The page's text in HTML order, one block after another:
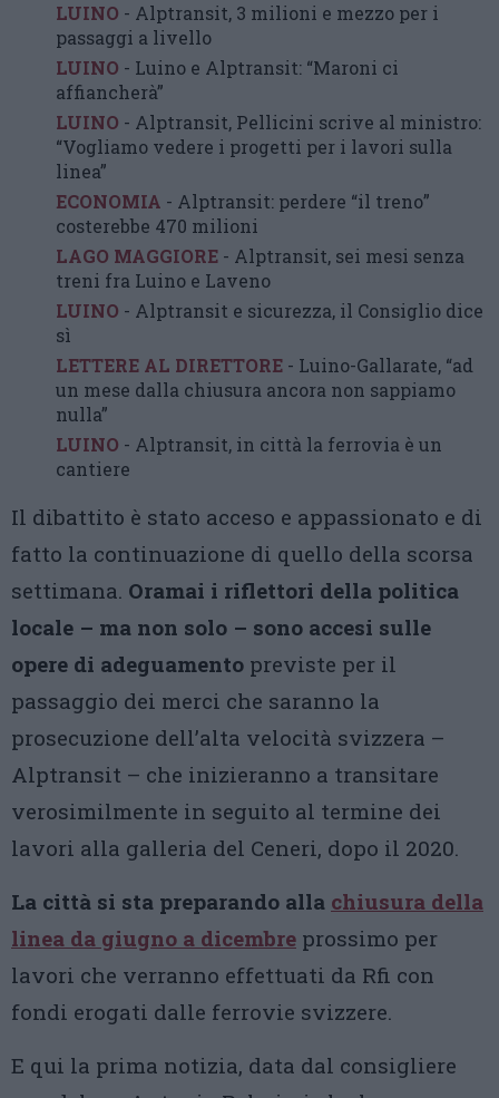
LUINO - Alptransit, 3 milioni e mezzo per i
passaggi a livello
LUINO - Luino e Alptransit: “Maroni ci
affiancherà”
LUINO - Alptransit, Pellicini scrive al ministro:
“Vogliamo vedere i progetti per i lavori sulla
linea”
ECONOMIA - Alptransit: perdere “il treno”
costerebbe 470 milioni
LAGO MAGGIORE - Alptransit, sei mesi senza
treni fra Luino e Laveno
LUINO - Alptransit e sicurezza, il Consiglio dice
sì
LETTERE AL DIRETTORE - Luino-Gallarate, “ad
un mese dalla chiusura ancora non sappiamo
nulla”
LUINO - Alptransit, in città la ferrovia è un
cantiere
Il dibattito è stato acceso e appassionato e di
fatto la continuazione di quello della scorsa
settimana. Oramai i riflettori della politica
locale – ma non solo – sono accesi sulle
opere di adeguamento previste per il
passaggio dei merci che saranno la
prosecuzione dell’alta velocità svizzera –
Alptransit – che inizieranno a transitare
verosimilmente in seguito al termine dei
lavori alla galleria del Ceneri, dopo il 2020.
La città si sta preparando alla chiusura della
linea da giugno a dicembre prossimo per
lavori che verranno effettuati da Rfi con
fondi erogati dalle ferrovie svizzere.
E qui la prima notizia, data dal consigliere